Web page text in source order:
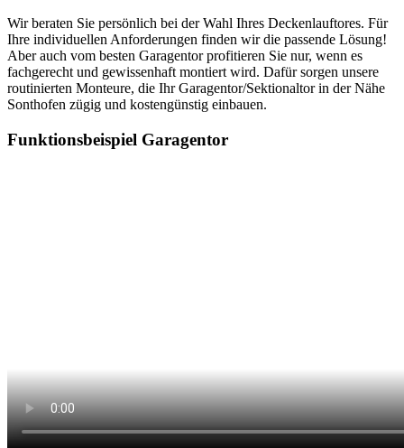
Wir beraten Sie persönlich bei der Wahl Ihres Deckenlauftores. Für
Ihre individuellen Anforderungen finden wir die passende Lösung!
Aber auch vom besten Garagentor profitieren Sie nur, wenn es
fachgerecht und gewissenhaft montiert wird. Dafür sorgen unsere
routinierten Monteure, die Ihr Garagentor/Sektionaltor in der Nähe
Sonthofen zügig und kostengünstig einbauen.
Funktionsbeispiel Garagentor